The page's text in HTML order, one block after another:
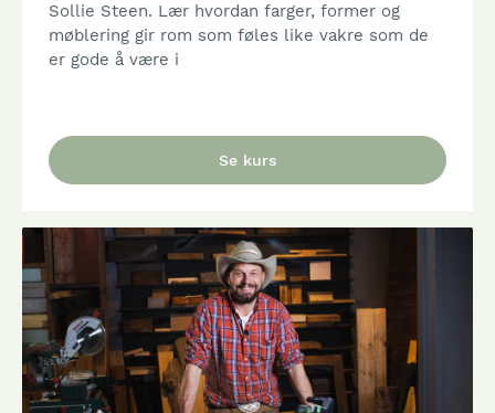
Sollie Steen. Lær hvordan farger, former og
møblering gir rom som føles like vakre som de
er gode å være i
Se kurs